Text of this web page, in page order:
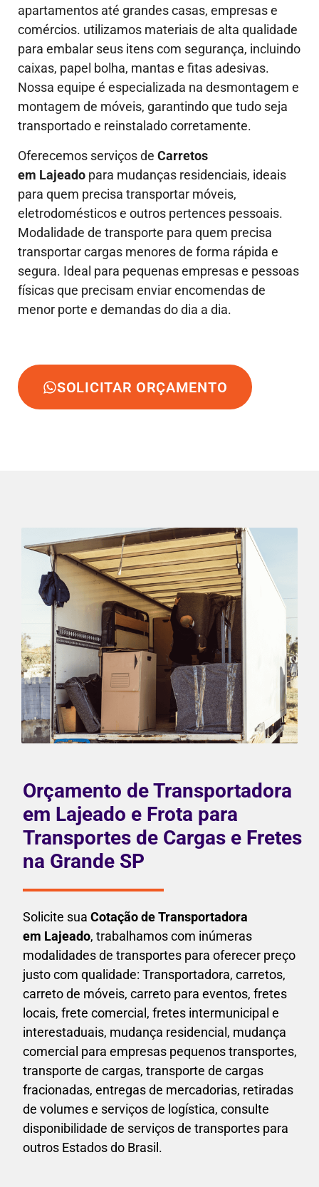
apartamentos até grandes casas, empresas e
comércios. utilizamos materiais de alta qualidade
para embalar seus itens com segurança, incluindo
caixas, papel bolha, mantas e fitas adesivas.
Nossa equipe é especializada na desmontagem e
montagem de móveis, garantindo que tudo seja
transportado e reinstalado corretamente.
Oferecemos serviços de Carretos
em Lajeado para mudanças residenciais, ideais
para quem precisa transportar móveis,
eletrodomésticos e outros pertences pessoais.
Modalidade de transporte para quem precisa
transportar cargas menores de forma rápida e
segura. Ideal para pequenas empresas e pessoas
físicas que precisam enviar encomendas de
menor porte e demandas do dia a dia.
SOLICITAR ORÇAMENTO
Orçamento de Transportadora
em Lajeado e Frota para
Transportes de Cargas e Fretes
na Grande SP
Solicite sua Cotação de Transportadora
em Lajeado, trabalhamos com inúmeras
modalidades de transportes para oferecer preço
justo com qualidade: Transportadora, carretos,
carreto de móveis, carreto para eventos, fretes
locais, frete comercial, fretes intermunicipal e
interestaduais, mudança residencial, mudança
comercial para empresas pequenos transportes,
transporte de cargas, transporte de cargas
fracionadas, entregas de mercadorias, retiradas
de volumes e serviços de logística, consulte
disponibilidade de serviços de transportes para
outros Estados do Brasil.